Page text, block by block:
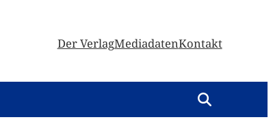
Der VerlagMediadatenKontakt